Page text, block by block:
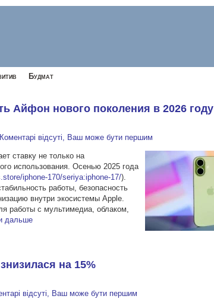
Будмат
Айфон нового поколения в 2026 году
Коментарі відсуті, Ваш може бути першим
ставку не только на
использования. Осенью 2025 года
iphone-170/seriya:iphone-17/).
работы, безопасность
внутри экосистемы Apple.
работы с мультимедиа, облаком,
дальше
на 15%
відсуті, Ваш може бути першим